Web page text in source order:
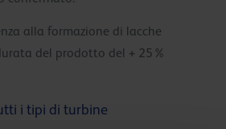
alla formazione di lacche
del prodotto del + 25%
i tipi di turbine